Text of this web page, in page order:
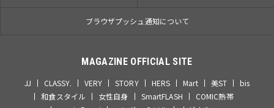
ブラウザプッシュ通知について
MAGAZINE OFFICIAL SITE
JJ CLASSY. VERY STORY HERS Mart 美ST
bis
和食スタイル
女性自身 SmartFLASH
COMIC熱帯